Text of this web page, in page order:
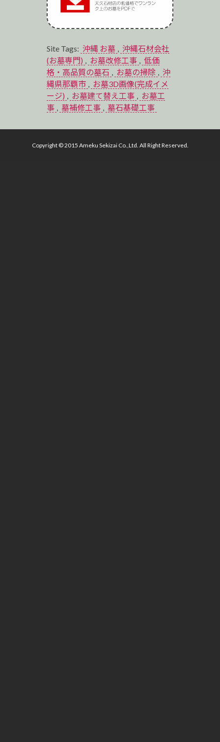
Site Tags: 沖縄 お墓 , 沖縄石材会社
(お墓専門) , お墓改修工事 , 低価
格・高品質の墓石 , お墓の掃除 , 沖
縄県那覇市 , お墓3D画像(完成イメ
ージ) , お墓建て替え工事 , お墓工
事 , 墓補修工事 , 墓石基礎工事
Copyright © 2015 Ameku Sekizai Co.,Ltd. All Right Reserved.